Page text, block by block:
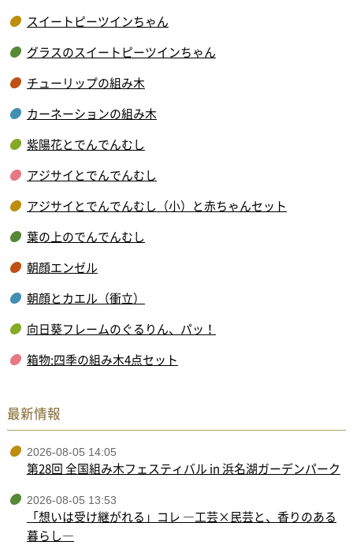
スイートピーツインちゃん
グラスのスイートピーツインちゃん
チューリップの組み木
カーネーションの組み木
紫陽花とでんでんむし
アジサイとでんでんむし
アジサイとでんでんむし（小）と赤ちゃんセット
葉の上のでんでんむし
朝顔エンゼル
朝顔とカエル（衝立）
向日葵フレームのぐるりん、パッ！
箱物:四季の組み木4点セット
最新情報
2026-08-05 14:05
第28回 全国組み木フェスティバル in 浜名湖ガーデンパーク
2026-08-05 13:53
「想いは受け継がれる」コレ ―工芸×民芸と、香りのある
暮らし―